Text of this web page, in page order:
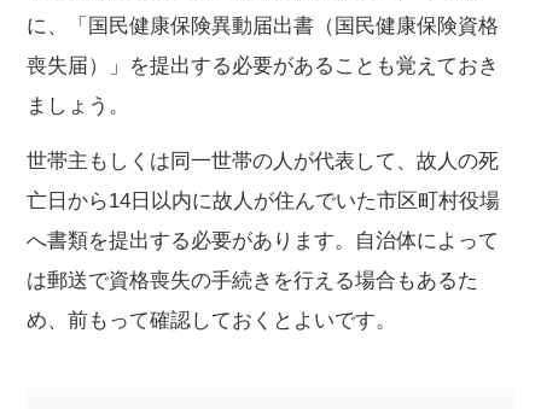
に、「国民健康保険異動届出書（国民健康保険資格
喪失届）」を提出する必要があることも覚えておき
ましょう。
世帯主もしくは同一世帯の人が代表して、故人の死
亡日から14日以内に故人が住んでいた市区町村役場
へ書類を提出する必要があります。自治体によって
は郵送で資格喪失の手続きを行える場合もあるた
め、前もって確認しておくとよいです。